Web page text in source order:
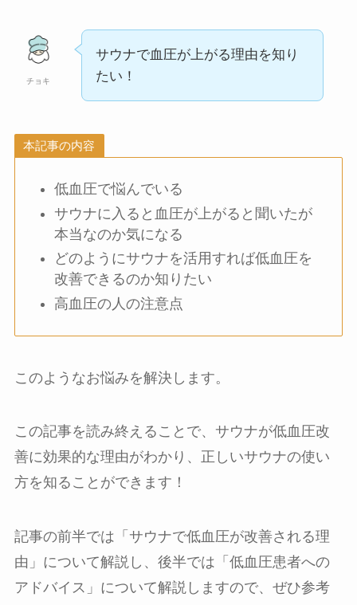
チョキ
サウナで血圧が上がる理由を知り
たい！
本記事の内容
低血圧で悩んでいる
サウナに入ると血圧が上がると聞いたが
本当なのか気になる
どのようにサウナを活用すれば低血圧を
改善できるのか知りたい
高血圧の人の注意点
このようなお悩みを解決します。
この記事を読み終えることで、サウナが低血圧改
善に効果的な理由がわかり、正しいサウナの使い
方を知ることができます！
記事の前半では「サウナで低血圧が改善される理
由」について解説し、後半では「低血圧患者への
アドバイス」について解説しますので、ぜひ参考